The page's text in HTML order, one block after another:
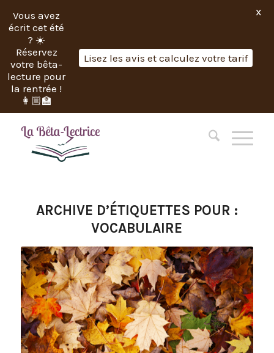
ARCHIVE D’ÉTIQUETTES POUR :
VOCABULAIRE
Vous avez
écrit cet été
? ☀️
Réservez
votre bêta-
lecture pour
la rentrée !
👩🏼‍🏫
Lisez les avis et calculez votre tarif
X